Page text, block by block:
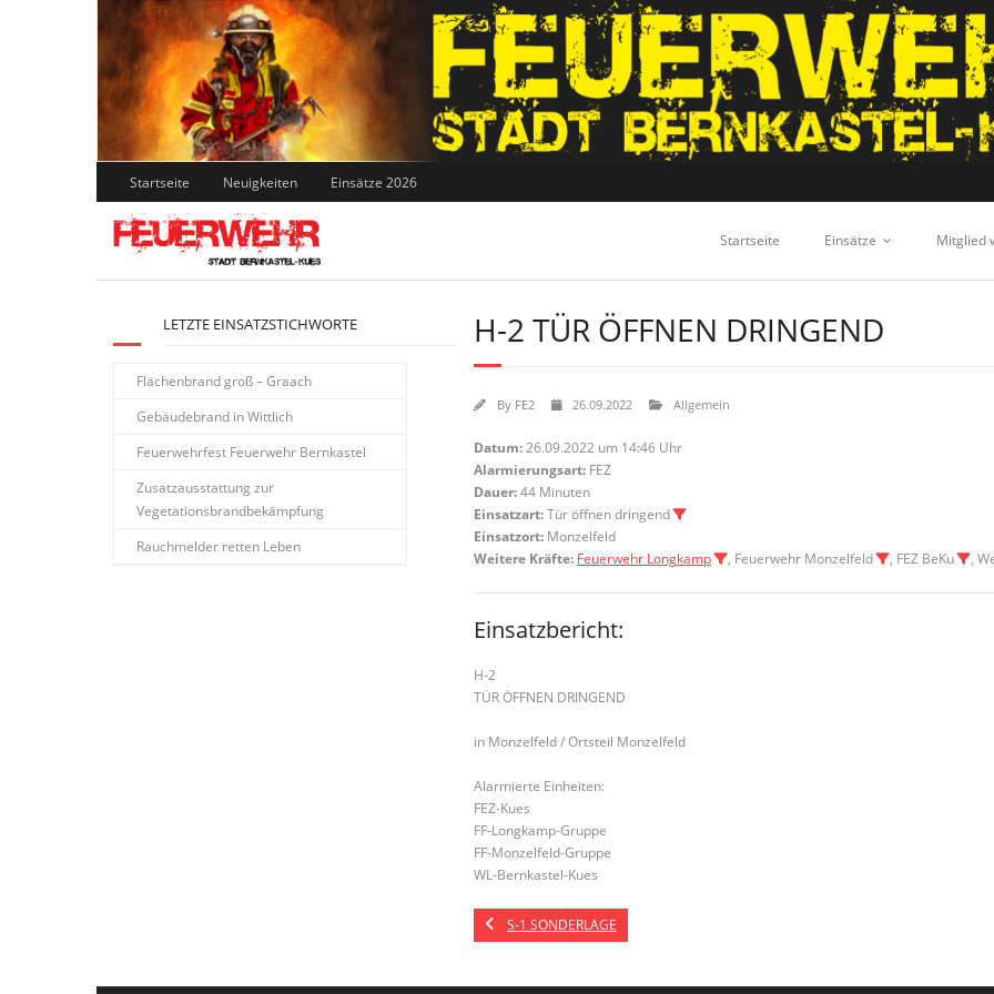
Skip
to
content
Startseite Neuigkeiten Einsätze 2026
Startseite Einsätze Mitglied
H-2 TÜR ÖFFNEN DRINGEND
By FE2 26.09.2022 Allgemein
Datum:26.09.2022 um 14:46 Uhr
Alarmierungsart: FEZ
Dauer:44 Minuten
Einsatzart:Tür öffnen dringend
Einsatzort: Monzelfeld
Weitere Kräfte: Feuerwehr Longkamp , Feuerwehr Monzelfeld , FEZ BeKu ,
Einsatzbericht:
H-2
TÜR ÖFFNEN DRINGEND
in Monzelfeld / Ortsteil Monzelfeld
Alarmierte Einheiten:
FEZ-Kues
FF-Longkamp-Gruppe
FF-Monzelfeld-Gruppe
WL-Bernkastel-Kues
S-1 SONDERLAGE
LETZTE EINSATZSTICHWORTE
Flächenbrand groß – Graach
Gebäudebrand in Wittlich
Feuerwehrfest Feuerwehr Bernkastel
Zusatzausstattung zur
Vegetationsbrandbekämpfung
Rauchmelder retten Leben